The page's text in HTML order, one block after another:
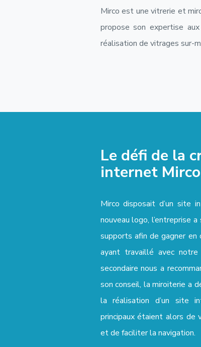
c'est
Il suffit
faciles à
Mirco est une vitrerie et
propose son expertise
réalisation de vitrages sur-
Le défi de la
internet Mirco
Mirco disposait d’un site
nouveau logo, l’entreprise
supports afin de gagner en
ayant travaillé avec notre
secondaire nous a
son conseil, la miroiterie a
la réalisation d’un site
principaux étaient alors de
et de faciliter la navigation.